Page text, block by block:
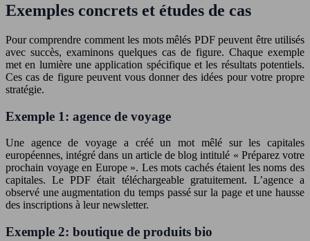
Exemples concrets et études de cas
Pour comprendre comment les mots mêlés PDF peuvent être utilisés
avec succès, examinons quelques cas de figure. Chaque exemple
met en lumière une application spécifique et les résultats potentiels.
Ces cas de figure peuvent vous donner des idées pour votre propre
stratégie.
Exemple 1: agence de voyage
Une agence de voyage a créé un mot mêlé sur les capitales
européennes, intégré dans un article de blog intitulé « Préparez votre
prochain voyage en Europe ». Les mots cachés étaient les noms des
capitales. Le PDF était téléchargeable gratuitement. L’agence a
observé une augmentation du temps passé sur la page et une hausse
des inscriptions à leur newsletter.
Exemple 2: boutique de produits bio